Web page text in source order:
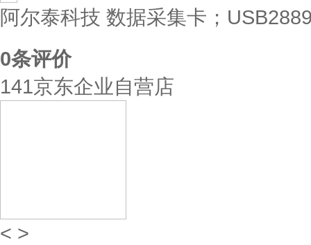
阿尔泰科技 数据采集卡；
0条评价
141京东企业自营店
< >